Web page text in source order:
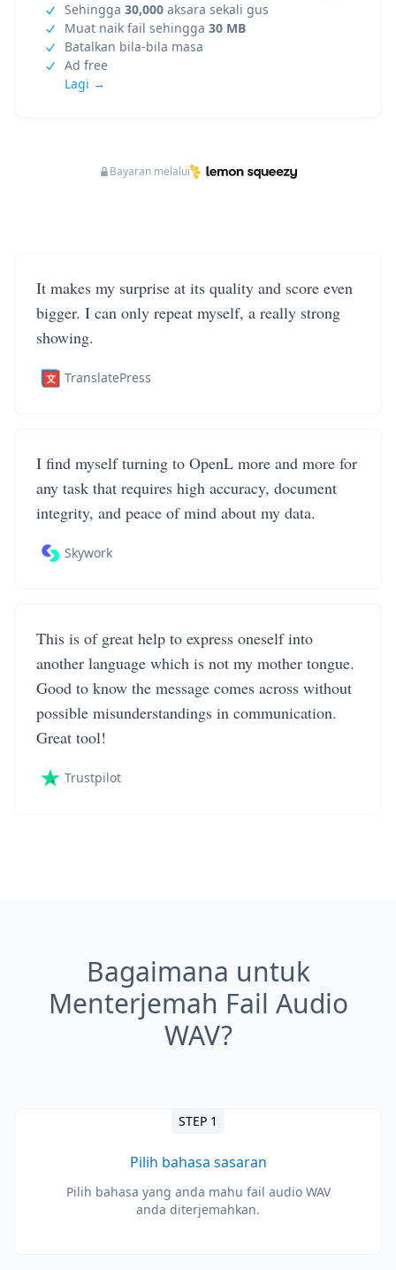
Sehingga 30,000 aksara sekali gus
Muat naik fail sehingga 30 MB
Batalkan bila-bila masa
Ad free
Lagi →
Bayaran melalui
It makes my surprise at its quality and score even
bigger. I can only repeat myself, a really strong
showing.
TranslatePress
I find myself turning to OpenL more and more for
any task that requires high accuracy, document
integrity, and peace of mind about my data.
Skywork
This is of great help to express oneself into
another language which is not my mother tongue.
Good to know the message comes across without
possible misunderstandings in communication.
Great tool!
Trustpilot
Bagaimana untuk
Menterjemah Fail Audio
WAV?
STEP 1
Pilih bahasa sasaran
Pilih bahasa yang anda mahu fail audio WAV
anda diterjemahkan.